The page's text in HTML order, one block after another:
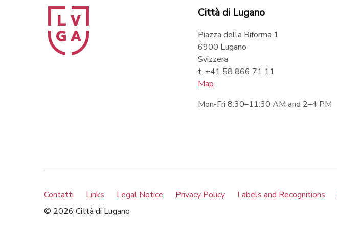
Città di Lugano
Piazza della Riforma 1
6900 Lugano
Svizzera
t. +41 58 866 71 11
Map
Mon-Fri 8:30–11:30 AM and 2–4 PM
Contatti Links Legal Notice Privacy Policy Labels and Recognitions
© 2026 Città di Lugano